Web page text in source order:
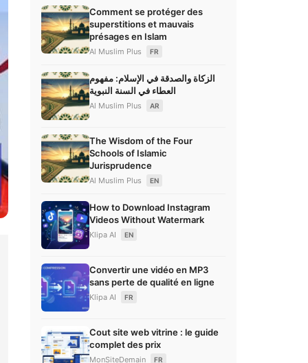
Comment se protéger des
superstitions et mauvais
présages en Islam
Al Muslim Plus FR
الزكاة والصدقة في الإسلام: مفهوم
العطاء في السنة النبوية
Al Muslim Plus AR
The Wisdom of the Four
Schools of Islamic
Jurisprudence
Al Muslim Plus EN
How to Download Instagram
Videos Without Watermark
Klipa AI EN
Convertir une vidéo en MP3
sans perte de qualité en ligne
Klipa AI FR
Cout site web vitrine : le guide
complet des prix
MonSiteDemain FR